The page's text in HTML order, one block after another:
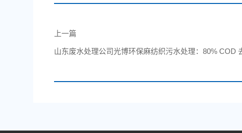
上一篇
山东废水处理公司光博环保麻纺织污水处理：80% COD